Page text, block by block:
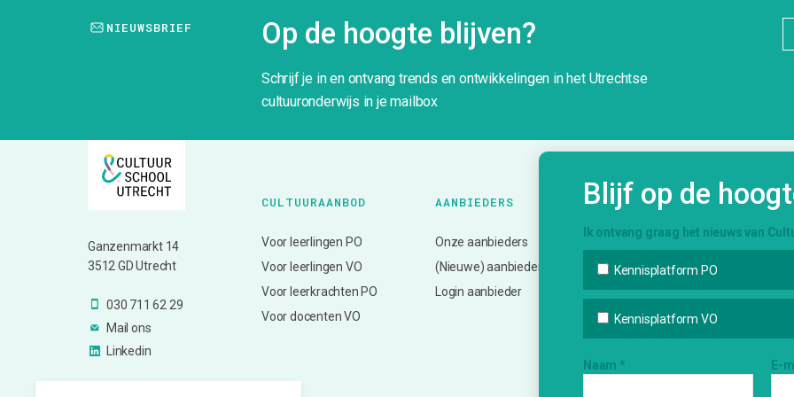
NIEUWSBRIEF Op de hoogte blijven?
Schrijf je in en ontvang trends en ontwikkelingen in het Utrechtse
cultuuronderwijs in je mailbox
Ganzenmarkt 14
3512 GD Utrecht
030 711 62 29
Mail ons
Linkedin
CULTUURAANBOD
Voor leerlingen PO
Voor leerlingen VO
Voor leerkrachten PO
Voor docenten VO
AANBIEDERS
Onze aanbieders
(Nieuwe) aanbieder?
Login aanbieder
ONZE
Evalueren en monitoren
Blijf op de
Ik ontvang graag het nieuws van
Kennisplatform PO
Kennisplatform VO
Naam * E-